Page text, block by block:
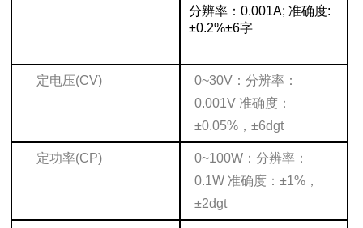
分辨率：0.001A; 准确度:
±0.2%±6字
定电压(CV)
0~30V：分辨率：
0.001V 准确度：
±0.05%，±6dgt
定功率(CP)
0~100W：分辨率：
0.1W 准确度：±1%，
±2dgt